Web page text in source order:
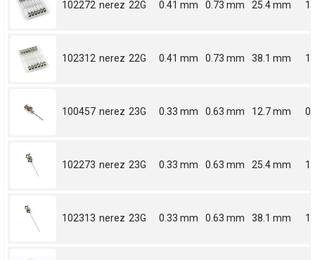
102272 nerez 22G 0.41 mm 0.73 mm 25.4 mm 1
102312 nerez 22G 0.41 mm 0.73 mm 38.1 mm
100457 nerez 23G 0.33 mm 0.63 mm 12.7 mm
102273 nerez 23G 0.33 mm 0.63 mm 25.4 mm 1
102313 nerez 23G 0.33 mm 0.63 mm 38.1 mm